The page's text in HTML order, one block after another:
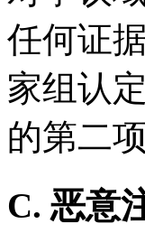
任何证
家组认
的第二
C. 恶意